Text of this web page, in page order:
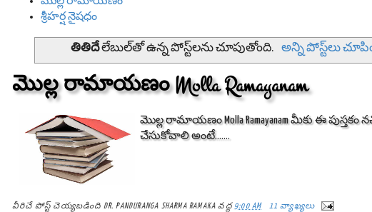
శ్రీహర్ష నైషధం
తితిదేలేబుల్‌తో ఉన్న పోస్ట్‌లను చూపుతోంది. అన్ని పోస్ట్‌లు
మొల్ల రామాయణం Molla Ramayanam
మొల్ల రామాయణం Molla Ramayanam మీకు ఈ పుస్తకం
చేసుకోవాలి అంటే.......
వీరిచే పోస్ట్ చెయ్యబడింది DR. PANDURANGA SHARMA RAMAKA వద్ద 9:00 AM
11 వ్యాఖ్యలు